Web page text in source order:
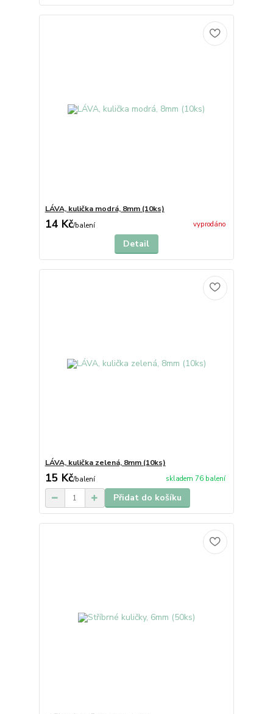
LÁVA, kulička modrá, 8mm (10ks)
14 Kč/balení vyprodáno
Detail
LÁVA, kulička zelená, 8mm (10ks)
15 Kč/balení skladem 76 balení
Přidat do košíku